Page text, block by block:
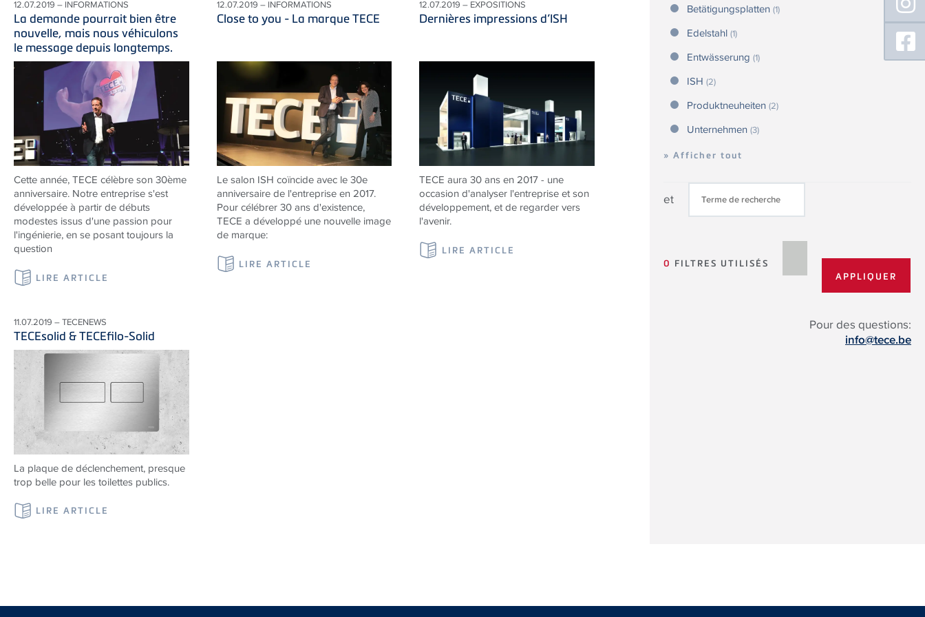
Betätigungsplatten (1)
Edelstahl (1)
Entwässerung (1)
ISH (2)
Produktneuheiten (2)
Unternehmen (3)
» Afficher tout
et
0 FILTRES UTILISÉS
Pour des questions:
info@tece.be
12.07.2019 – INFORMATIONS
La demande pourrait bien être
nouvelle, mais nous véhiculons
le message depuis longtemps.
Cette année, TECE célèbre son 30ème
anniversaire. Notre entreprise s'est
développée à partir de débuts
modestes issus d'une passion pour
l'ingénierie, en se posant toujours la
question
LIRE ARTICLE
12.07.2019 – INFORMATIONS
Close to you - La marque TECE
Le salon ISH coïncide avec le 30e
anniversaire de l'entreprise en 2017.
Pour célébrer 30 ans d'existence,
TECE a développé une nouvelle image
de marque:
LIRE ARTICLE
12.07.2019 – EXPOSITIONS
Dernières impressions d’ISH
TECE aura 30 ans en 2017 - une
occasion d'analyser l'entreprise et son
développement, et de regarder vers
l'avenir.
LIRE ARTICLE
11.07.2019 – TECENEWS
TECEsolid & TECEfilo-Solid
La plaque de déclenchement, presque
trop belle pour les toilettes publics.
LIRE ARTICLE